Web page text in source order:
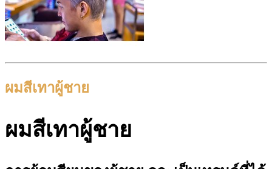
ผมสีเทาผู้ชาย
ผมสีเทาผู้ชาย